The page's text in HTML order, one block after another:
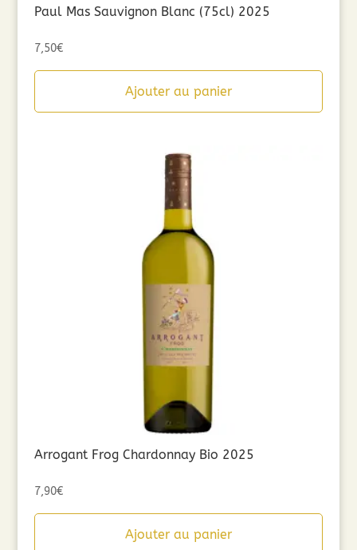
Paul Mas Sauvignon Blanc (75cl) 2025
7,50€
Ajouter au panier
Arrogant Frog Chardonnay Bio 2025
7,90€
Ajouter au panier